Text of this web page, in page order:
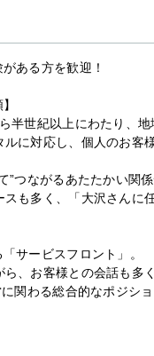
ある方を歓迎！
半世紀以上にわたり、
に対応し、個人のお客
つながるあたたかい関係
も多く、「大沢さんに
サービスフロント」。
、お客様との会話も多
関わる総合的なポジシ